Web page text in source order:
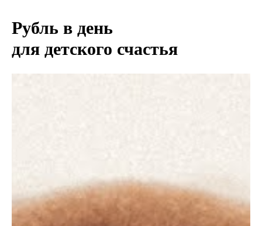
Рубль в день
для детского счастья